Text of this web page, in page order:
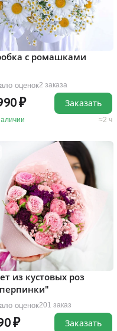
оценок2 заказа
с ромашками
2 ч
Заказать
оценок201 заказ
из кустовых роз
Заказать